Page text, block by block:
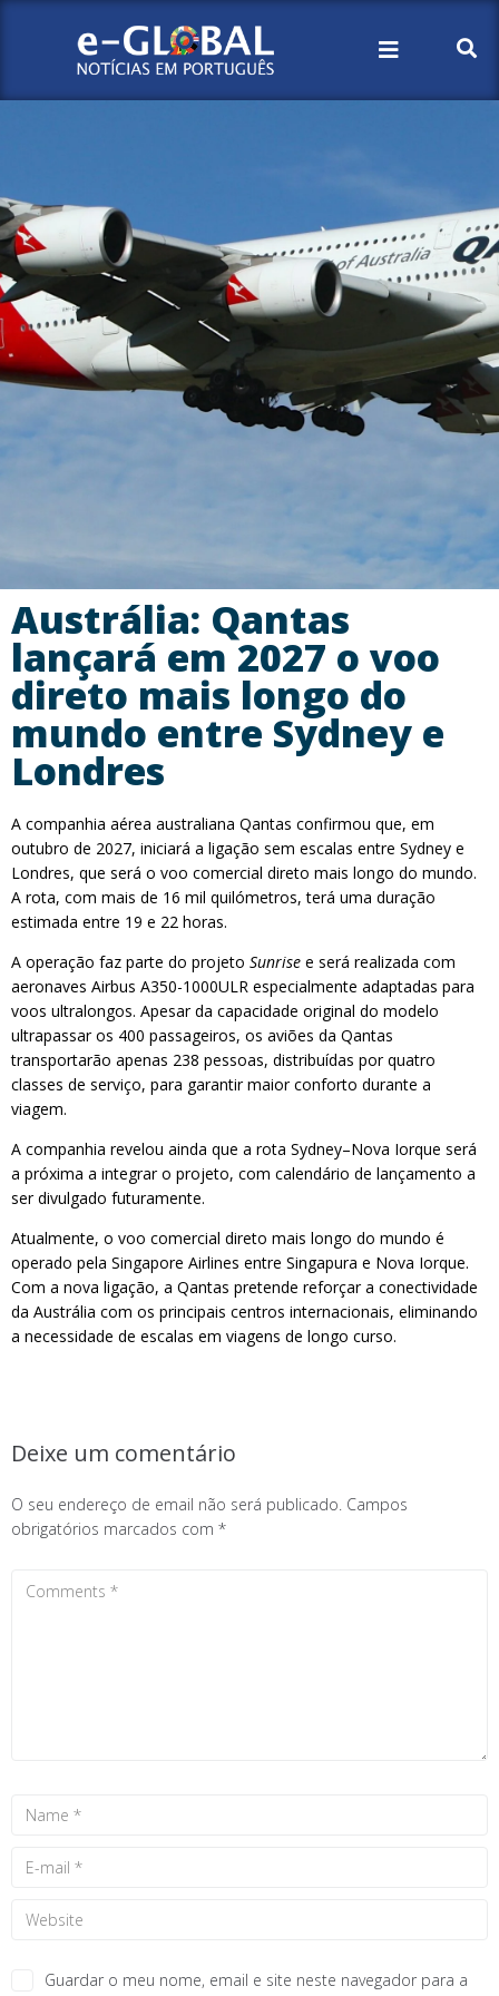
Austrália: Qantas
lançará em 2027 o voo
direto mais longo do
mundo entre Sydney e
Londres
A companhia aérea australiana Qantas confirmou que, em
outubro de 2027, iniciará a ligação sem escalas entre Sydney e
Londres, que será o voo comercial direto mais longo do mundo.
A rota, com mais de 16 mil quilómetros, terá uma duração
estimada entre 19 e 22 horas.
A operação faz parte do projeto Sunrise e será realizada com
aeronaves Airbus A350-1000ULR especialmente adaptadas para
voos ultralongos. Apesar da capacidade original do modelo
ultrapassar os 400 passageiros, os aviões da Qantas
transportarão apenas 238 pessoas, distribuídas por quatro
classes de serviço, para garantir maior conforto durante a
viagem.
A companhia revelou ainda que a rota Sydney–Nova Iorque será
a próxima a integrar o projeto, com calendário de lançamento a
ser divulgado futuramente.
Atualmente, o voo comercial direto mais longo do mundo é
operado pela Singapore Airlines entre Singapura e Nova Iorque.
Com a nova ligação, a Qantas pretende reforçar a conectividade
da Austrália com os principais centros internacionais, eliminando
a necessidade de escalas em viagens de longo curso.
Deixe um comentário
O seu endereço de email não será publicado. Campos
obrigatórios marcados com *
Guardar o meu nome, email e site neste navegador para a